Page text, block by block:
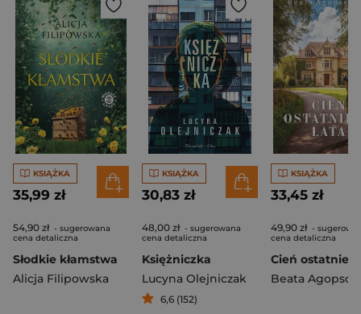
KSIĄŻKA
35,99 zł
54,90 zł - sugerowana
cena detaliczna
Słodkie kłamstwa
Alicja Filipowska
KSIĄŻKA
30,83 zł
48,00 zł - sugerowana
cena detaliczna
Księżniczka
Lucyna Olejniczak
6,6 (152)
KSIĄŻKA
33,45 zł
49,90 zł -
cena detaliczna
Beata